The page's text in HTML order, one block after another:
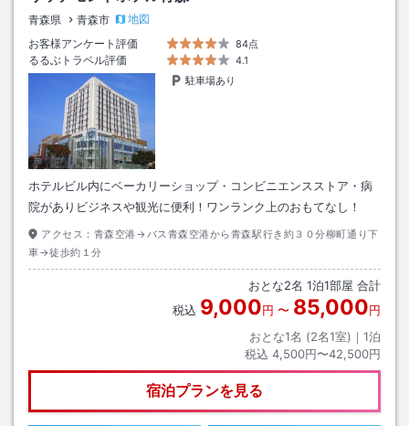
青森県 青森市
地図
お客様アンケート評価
84点
るるぶトラベル評価
4.1
駐車場あり
ホテルビル内にベーカリーショップ・コンビニエンスストア・病
院がありビジネスや観光に便利！ワンランク上のおもてなし！
アクセス： 青森空港→バス青森空港から青森駅行き約３０分柳町通り下
車→徒歩約１分
おとな2名 1泊1部屋 合計
税込 9,000円 〜 85,000円
おとな1名 (2名1室)｜ 1泊
税込 4,500円〜42,500円
宿泊プランを見る